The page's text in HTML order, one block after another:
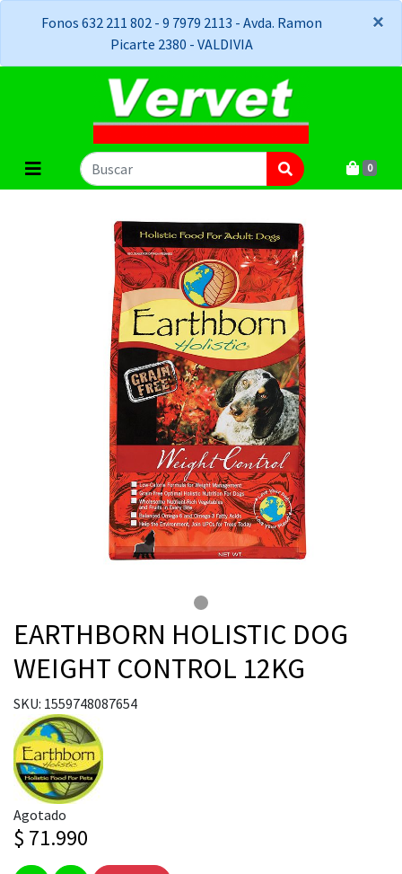
Fonos 632 211 802 - 9 7979 2113 - Avda. Ramon
Picarte 2380 - VALDIVIA
×
×
0
EARTHBORN HOLISTIC DOG
WEIGHT CONTROL 12KG
SKU: 1559748087654
Agotado
$ 71.990